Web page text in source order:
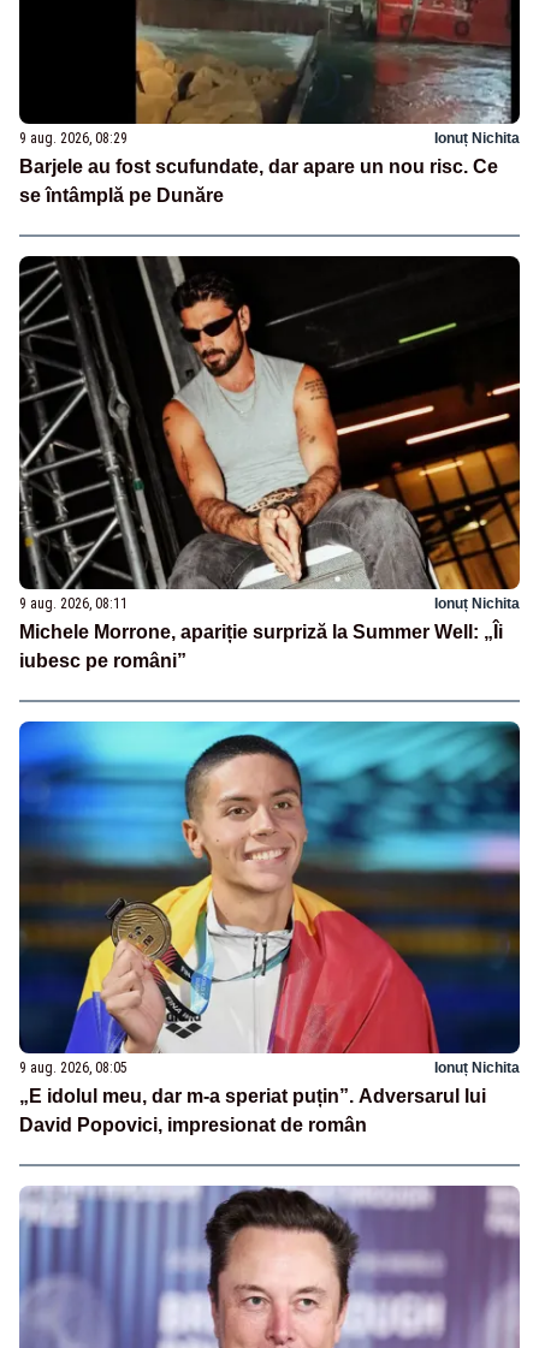
9 aug. 2026, 08:29 Ionuț Nichita
Barjele au fost scufundate, dar apare un nou risc. Ce
se întâmplă pe Dunăre
9 aug. 2026, 08:11 Ionuț Nichita
Michele Morrone, apariție surpriză la Summer Well: „Îi
iubesc pe români”
9 aug. 2026, 08:05 Ionuț Nichita
„E idolul meu, dar m-a speriat puțin”. Adversarul lui
David Popovici, impresionat de român